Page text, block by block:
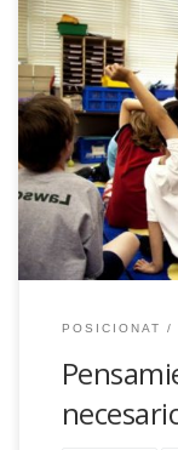
El pensamiento
argumentos, el
POSICIONAT